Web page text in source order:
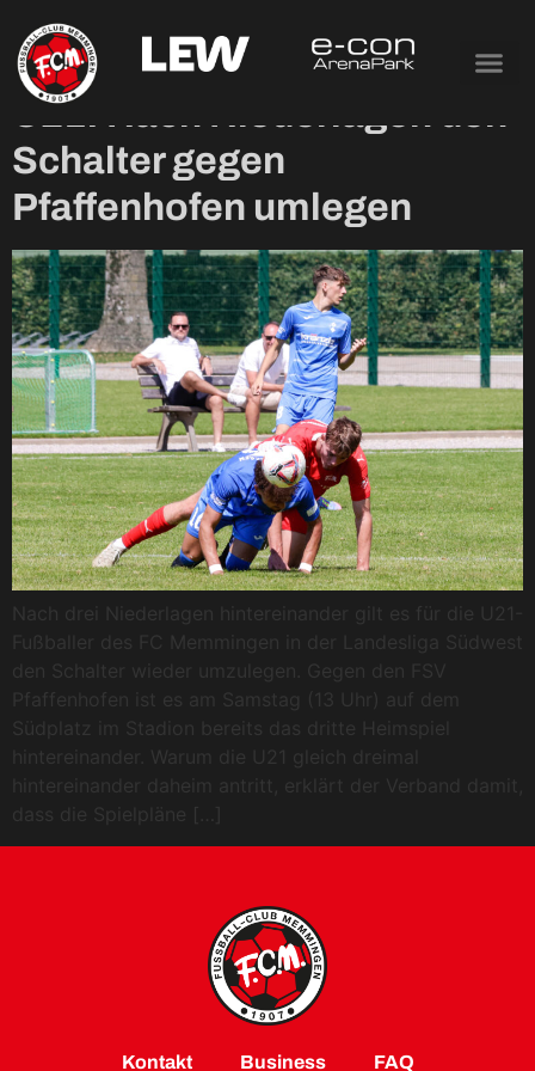
Tag: 14. August 2025
U21: Nach Niederlagen den
Schalter gegen
Pfaffenhofen umlegen
Nach drei Niederlagen hintereinander gilt es für die U21-
Fußballer des FC Memmingen in der Landesliga Südwest
den Schalter wieder umzulegen. Gegen den FSV
Pfaffenhofen ist es am Samstag (13 Uhr) auf dem
Südplatz im Stadion bereits das dritte Heimspiel
hintereinander. Warum die U21 gleich dreimal
hintereinander daheim antritt, erklärt der Verband damit,
dass die Spielpläne […]
Kontakt Business FAQ